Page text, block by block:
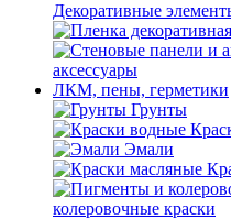
Декоративные
аксессуары
ЛКМ, пены, герметики
Грунты
Эмали
колеровочные краски